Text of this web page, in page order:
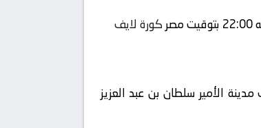
كورة لايف
الأمير سلطان بن عبد العزيز